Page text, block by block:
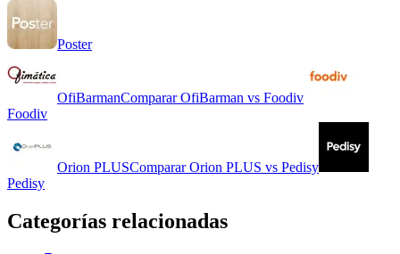
Poster
OfiBarmanComparar OfiBarman vs Foodiv
Foodiv
Orion PLUSComparar Orion PLUS vs Pedisy
Pedisy
Categorías relacionadas